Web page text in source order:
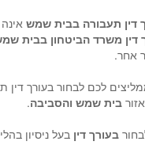
דין תעבורה בבית שמש
דין משרד הביטחון בבית
אחר.
לכם לבחור בעורך דין
בית שמש והסביבה.
בעורך דין בעל ניסיון